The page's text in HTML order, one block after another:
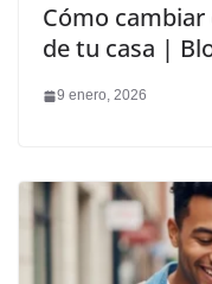
Cómo cambiar
de tu casa |
9 enero, 2026